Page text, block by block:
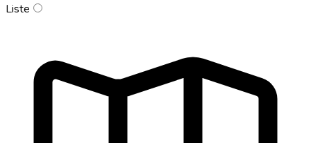
Liste